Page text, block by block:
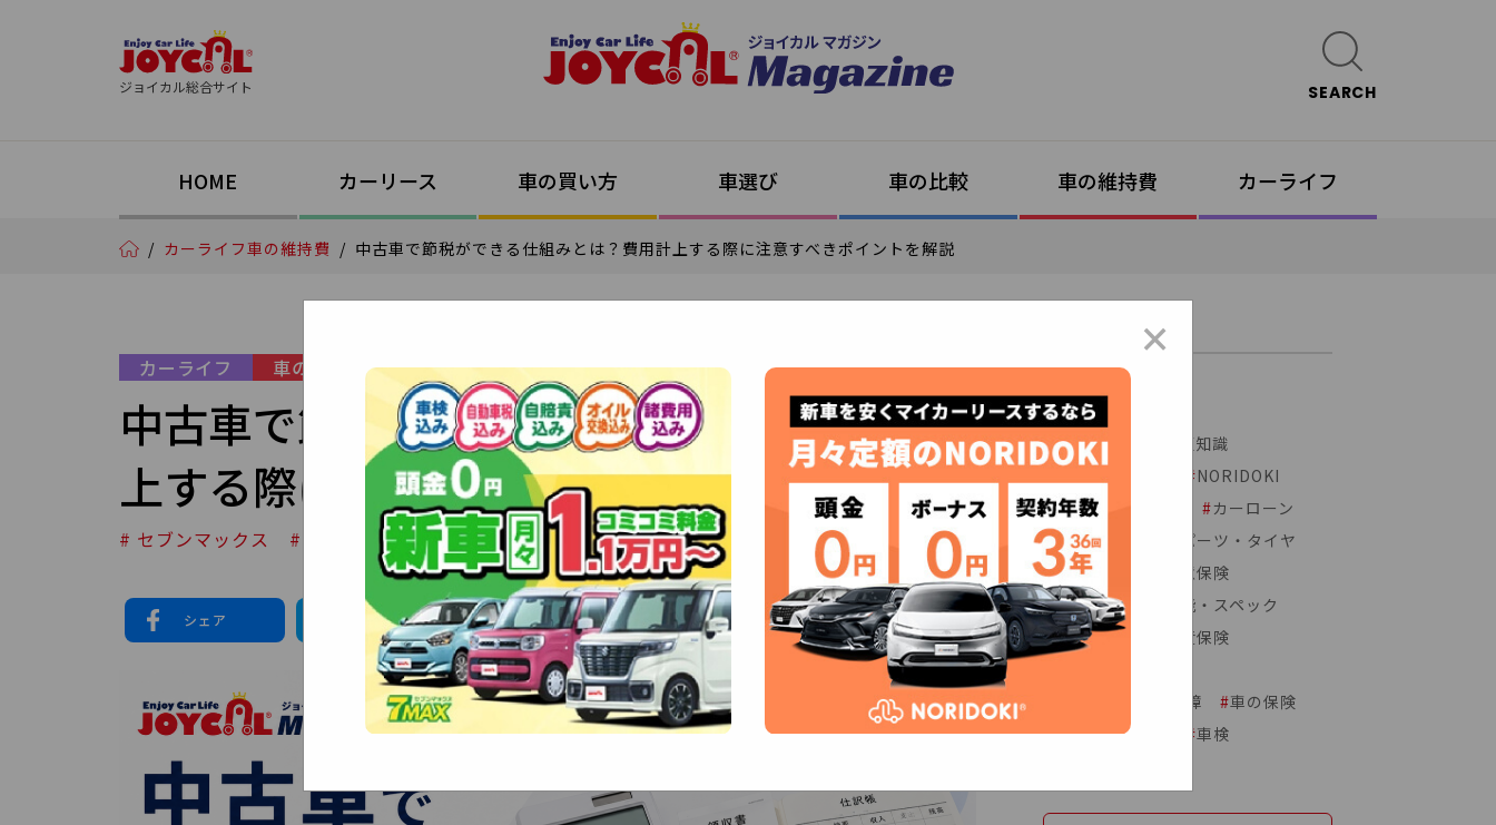
ジョイカル総合サイト SEARCH
HOME カーリース 車の買い方 車選び 車の比較 車の維持費 カーライフ
/ カーライフ車の維持費 / 中古車で節税ができる仕組みとは？費用計上する際に注意すべきポイントを解説
カーライフ 車の維持費 2026年5月14日 (2026年5月14日 更新)
中古車で節税ができる仕組みとは？費用計
上する際に注意すべきポイントを解説
# セブンマックス # NORIDOKI
シェア シェア LINEで送る ブックマーク noteで書く
# 人気のタグ
#イッカーズ
車豆知識
#NORIDOKI
#カーメンテナンス #カーローン
#クルマの契約
パーツ・タイヤ
#中古車購入
任意保険
#初心者向け
性能・スペック
#新車購入
自賠責保険
車のトラブル・故障 #車の保険
#車の購入コスト #車検
×